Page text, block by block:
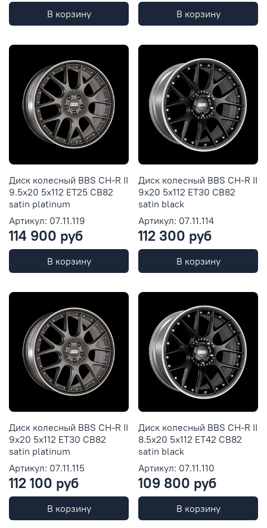
В корзину В корзину
Диск колесный BBS CH-R II
9.5x20 5x112 ET25 CB82
satin platinum
Артикул: 07.11.119
114 900 руб
В корзину
Диск колесный BBS CH-R II
9x20 5x112 ET30 CB82
satin black
Артикул: 07.11.114
112 300 руб
В корзину
Диск колесный BBS CH-R II
9x20 5x112 ET30 CB82
satin platinum
Артикул: 07.11.115
112 100 руб
В корзину
Диск колесный BBS CH-R II
8.5x20 5x112 ET42 CB82
satin black
Артикул: 07.11.110
109 800 руб
В корзину